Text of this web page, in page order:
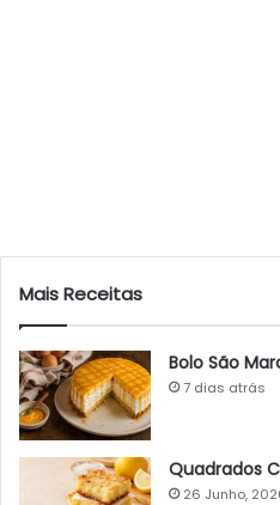
Mais Receitas
Bolo São
7 dias atrás
Quadrados
26 Junho,